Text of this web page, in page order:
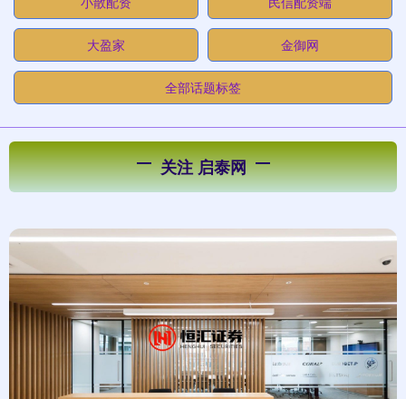
大盈家 金御网
全部话题标签
关注 启泰网